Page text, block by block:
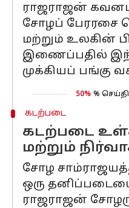
ராஜராஜன் கவனம்
சோழப் பேரரசை
மற்றும் உலகின்
இணைப்பதில்
முக்கியப் பங்கு
50% %
கடற்படை
கடற்படை
மற்றும்
சோழ
ஒரு
ராஜராஜன்